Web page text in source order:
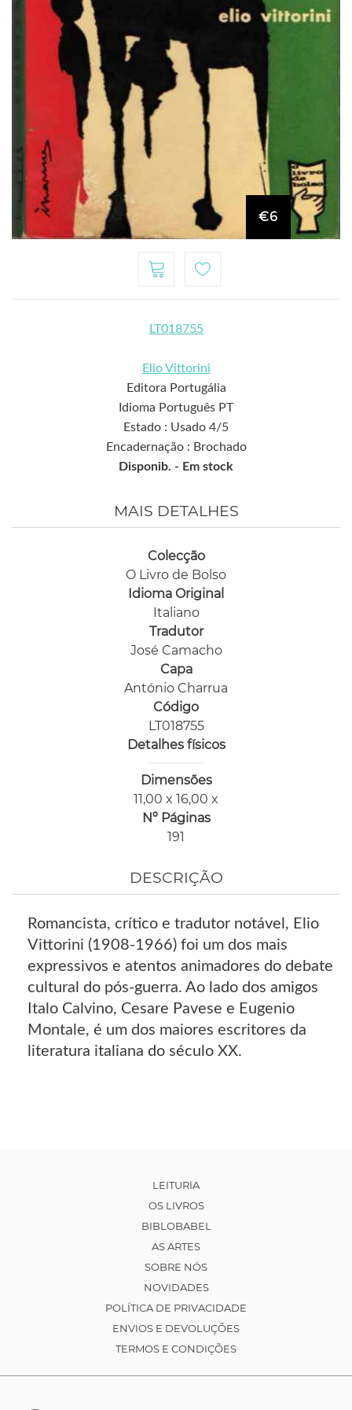
€6
LT018755
Elio Vittorini
Editora Portugália
Idioma Português PT
Estado : Usado 4/5
Encadernação : Brochado
Disponib. - Em stock
MAIS DETALHES
Colecção
O Livro de Bolso
Idioma Original
Italiano
Tradutor
José Camacho
Capa
António Charrua
Código
LT018755
Detalhes físicos
Dimensões
11,00 x 16,00 x
Nº Páginas
191
DESCRIÇÃO
Romancista, crítico e tradutor notável, Elio
Vittorini (1908-1966) foi um dos mais
expressivos e atentos animadores do debate
cultural do pós-guerra. Ao lado dos amigos
Italo Calvino, Cesare Pavese e Eugenio
Montale, é um dos maiores escritores da
literatura italiana do século XX.
LEITURIA
OS LIVROS
BIBLOBABEL
AS ARTES
SOBRE NÓS
NOVIDADES
POLÍTICA DE PRIVACIDADE
ENVIOS E DEVOLUÇÕES
TERMOS E CONDIÇÕES